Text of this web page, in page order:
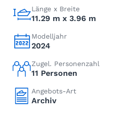
Länge x Breite
11.29 m x 3.96 m
Modelljahr
2024
Zugel. Personenzahl
11 Personen
Angebots-Art
Archiv